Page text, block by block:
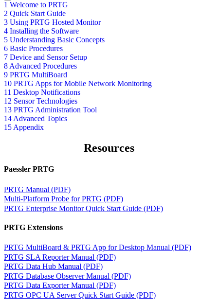
1 Welcome to PRTG
2 Quick Start Guide
3 Using PRTG Hosted Monitor
4 Installing the Software
5 Understanding Basic Concepts
6 Basic Procedures
7 Device and Sensor Setup
8 Advanced Procedures
9 PRTG MultiBoard
10 PRTG Apps for Mobile Network Monitoring
11 Desktop Notifications
12 Sensor Technologies
13 PRTG Administration Tool
14 Advanced Topics
15 Appendix
Resources
Paessler PRTG
PRTG Manual (PDF)
Multi-Platform Probe for PRTG (PDF)
PRTG Enterprise Monitor Quick Start Guide (PDF)
PRTG Extensions
PRTG MultiBoard & PRTG App for Desktop Manual (PDF)
PRTG SLA Reporter Manual (PDF)
PRTG Data Hub Manual (PDF)
PRTG Database Observer Manual (PDF)
PRTG Data Exporter Manual (PDF)
PRTG OPC UA Server Quick Start Guide (PDF)